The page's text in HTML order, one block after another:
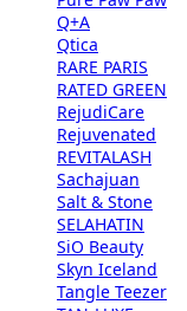
Q+A
Qtica
RARE PARIS
RATED GREEN
RejudiCare
Rejuvenated
REVITALASH
Sachajuan
Salt & Stone
SELAHATIN
SiO Beauty
Skyn Iceland
Tangle Teezer